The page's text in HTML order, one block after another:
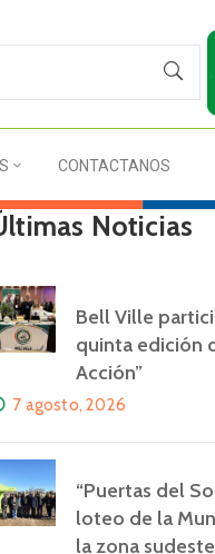
CONTACTANOS
Noticias
Bell Ville
quinta edición
Acción”
7 agosto, 2026
“Puertas del
loteo de la
la zona